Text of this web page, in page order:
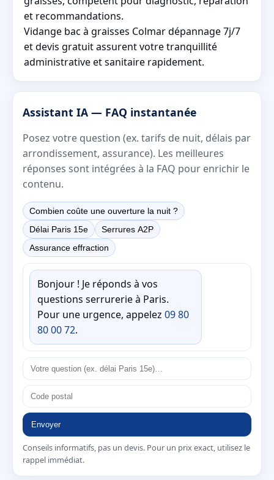
et recommandations.
Vidange bac à graisses Colmar dépannage 7j/7
et devis gratuit assurent votre tranquillité
administrative et sanitaire rapidement.
Assistant IA — FAQ instantanée
Posez votre question (ex. tarifs de nuit, délais par
arrondissement, assurance). Les meilleures
réponses sont intégrées à la FAQ pour enrichir le
contenu.
Combien coûte une ouverture la nuit ?
Délai Paris 15e
Serrures A2P
Assurance effraction
Bonjour ! Je réponds à vos
questions serrurerie à Paris.
Pour une urgence, appelez 09 80
80 00 72.
Envoyer
Conseils informatifs, pas un devis. Pour un prix exact, utilisez le
rappel immédiat.